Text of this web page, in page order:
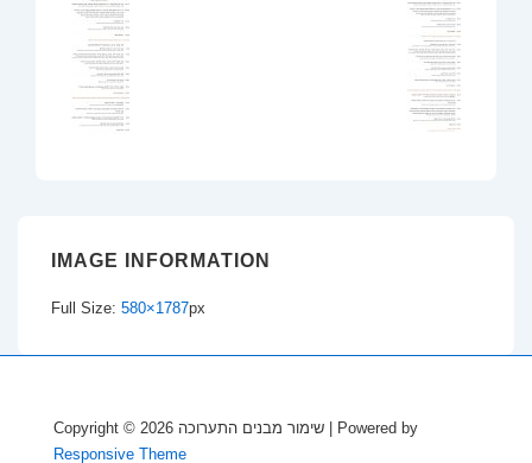
IMAGE INFORMATION
Full Size: 580×1787px
Copyright © 2026
| Powered by
Responsive Theme